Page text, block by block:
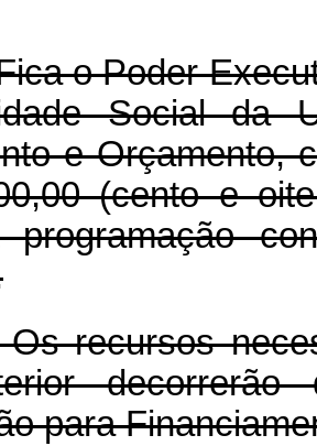
o Poder
Social da
e Orçamento,
(cento e
programação
recursos
para